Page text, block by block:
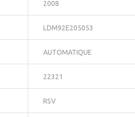
2008
LDM92E205053
AUTOMATIQUE
22321
RSV